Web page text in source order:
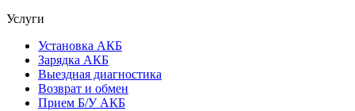
Услуги
Установка АКБ
Зарядка АКБ
Выездная диагностика
Возврат и обмен
Прием Б/У АКБ